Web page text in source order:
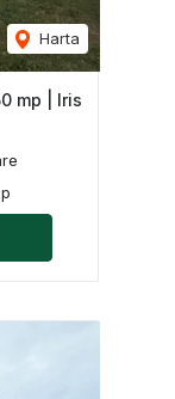
Harta
mp | Iris